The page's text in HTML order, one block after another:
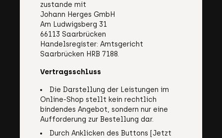
zustande mit
Johann Herges GmbH
Am Ludwigsberg 31
66113 Saarbrücken
Handelsregister: Amtsgericht
Saarbrücken HRB 7188.
Vertragsschluss
Die Darstellung der Leistungen im
Online-Shop stellt kein rechtlich
bindendes Angebot, sondern nur eine
Aufforderung zur Bestellung dar.
Durch Anklicken des Buttons [Jetzt